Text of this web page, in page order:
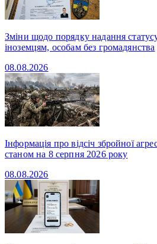
Зміни щодо порядку надання
іноземцям, особам без громадянства
08.08.2026
Інформація про відсіч збройної
станом на 8 серпня 2026 року
08.08.2026